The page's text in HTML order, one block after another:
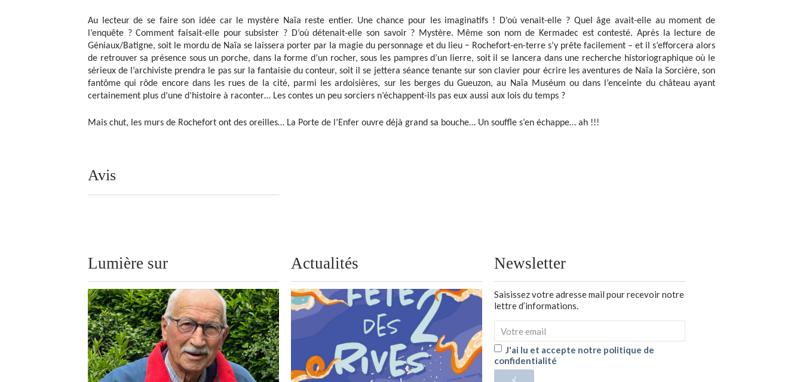
Au lecteur de se faire son idée car le mystère Naïa reste entier. Une chance pour les imaginatifs ! D’où venait-elle ? Quel âge avait-elle au moment de
l’enquête ? Comment faisait-elle pour subsister ? D’où détenait-elle son savoir ? Mystère. Même son nom de Kermadec est contesté. Après la lecture de
Géniaux/Batigne, soit le mordu de Naïa se laissera porter par la magie du personnage et du lieu − Rochefort-en-terre s’y prête facilement – et il s’efforcera alors
de retrouver sa présence sous un porche, dans la forme d’un rocher, sous les pampres d’un lierre, soit il se lancera dans une recherche historiographique où le
sérieux de l’archiviste prendra le pas sur la fantaisie du conteur, soit il se jettera séance tenante sur son clavier pour écrire les aventures de Naïa la Sorcière, son
fantôme qui rôde encore dans les rues de la cité, parmi les ardoisières, sur les berges du Gueuzon, au Naïa Muséum ou dans l’enceinte du château ayant
certainement plus d’une d’histoire à raconter… Les contes un peu sorciers n’échappent-ils pas eux aussi aux lois du temps ?
Mais chut, les murs de Rochefort ont des oreilles… La Porte de l’Enfer ouvre déjà grand sa bouche… Un souffle s’en échappe… ah !!!
Avis
Lumière sur Actualités Newsletter
Saisissez votre adresse mail pour recevoir notre
lettre d’informations.
J'ai lu et accepte notre politique de
confidentialité
√